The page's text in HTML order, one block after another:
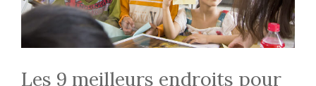
Les 9 meilleurs endroits pour